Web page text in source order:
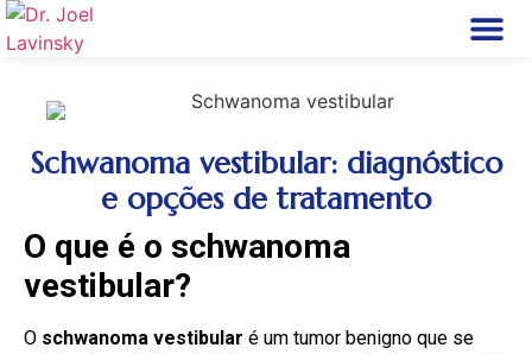
Schwanoma vestibular: diagnóstico
e opções de tratamento
O que é o schwanoma
vestibular?
O schwanoma vestibular é um tumor benigno que se